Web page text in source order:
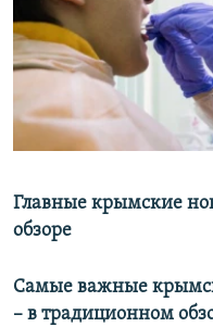
ПОБЕДИТЕЛЕЙ НЕ СУДЯТ?
КРЫМ.НЕПОКОРЕННЫЙ
УКРАИНСКАЯ ПРОБЛЕМА
ПРИСОЕДИНЯЙТЕСЬ!
Все сайты RFE/RL
Главные крымские
обзоре
Самые важные
– в традиционном